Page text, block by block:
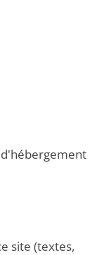
site (textes,